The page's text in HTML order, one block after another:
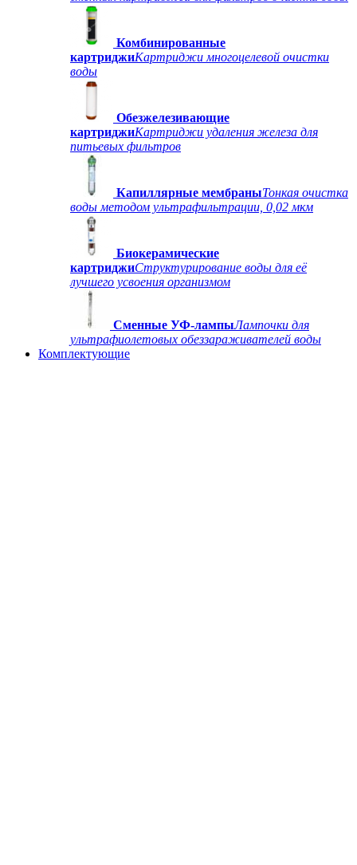
Комбинированные
картриджиКартриджи многоцелевой очистки
воды
Обезжелезивающие
картриджиКартриджи удаления железа для
питьевых фильтров
Капиллярные мембраныТонкая очистка
воды методом ультрафильтрации, 0,02 мкм
Биокерамические
картриджиСтруктурирование воды для её
лучшего усвоения организмом
Сменные УФ-лампыЛампочки для
ультрафиолетовых обеззараживателей воды
Комплектующие